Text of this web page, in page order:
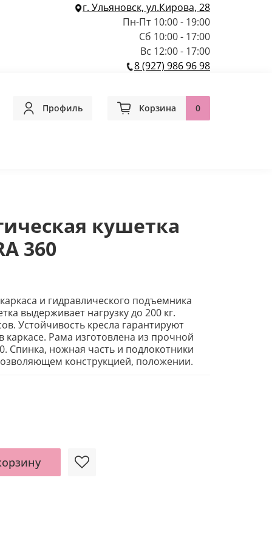
г. Ульяновск, ул.Кирова, 28
Пн-Пт 10:00 - 19:00
Сб 10:00 - 17:00
Вс 12:00 - 17:00
8 (927) 986 96 98
Профиль Корзина 0
кушетка
360
и гидравлического подъемника
выдерживает нагрузку до 200 кг.
Устойчивость кресла гарантируют
Рама изготовлена из прочной
Спинка, ножная часть и подлокотники
конструкцией, положении.